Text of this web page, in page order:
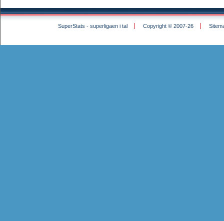
SuperStats - superligaen i tal Copyright © 2007-26